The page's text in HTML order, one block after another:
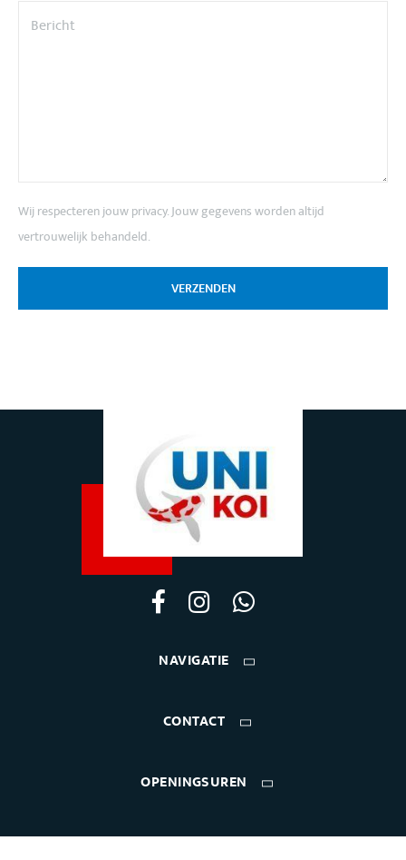
Wij respecteren jouw privacy. Jouw gegevens worden altijd
vertrouwelijk behandeld.
VERZENDEN
NAVIGATIE
CONTACT
OPENINGSUREN